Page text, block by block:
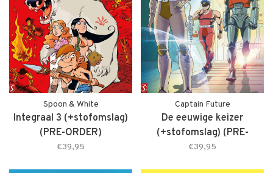
Spoon & White
Integraal 3 (+stofomslag)
(PRE-ORDER)
€39,95
Captain Future
De eeuwige keizer
(+stofomslag) (PRE-
ORDER)
€39,95